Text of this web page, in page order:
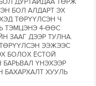
ДУРТАЙДАА ТӨРЖ
БОЛ АЛДАРТ ЭХ
ТӨРҮҮЛСЭН Ч
ТЭМЦЭНЭ 4-ӨӨС
ЗААГ ДЭЭР ТУЛНА.
ЭЭЖЭЭС
БОЛОХ ЁСТОЙ
ҮНЭХЭЭР
ХУУЛЬ